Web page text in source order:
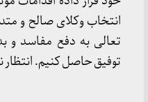
انتخاب وکلای صالح و
تعالی به دفع مفاسد و
توفیق حاصل کنیم. انتظار